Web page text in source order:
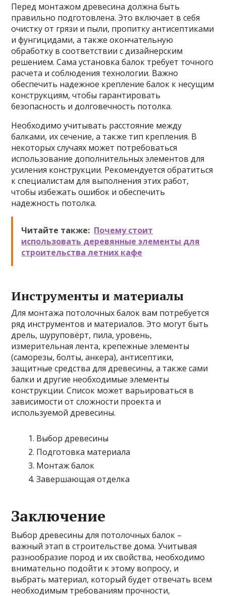
Перед монтажом древесина должна быть
правильно подготовлена. Это включает в себя
очистку от грязи и пыли, пропитку антисептиками
и фунгицидами, а также окончательную
обработку в соответствии с дизайнерским
решением. Сама установка балок требует точного
расчета и соблюдения технологии. Важно
обеспечить надежное крепление балок к несущим
конструкциям, чтобы гарантировать
безопасность и долговечность потолка.
Необходимо учитывать расстояние между
балками, их сечение, а также тип крепления. В
некоторых случаях может потребоваться
использование дополнительных элементов для
усиления конструкции. Рекомендуется обратиться
к специалистам для выполнения этих работ,
чтобы избежать ошибок и обеспечить
надежность потолка.
Читайте также: Почему стоит
использовать деревянные элементы для
строительства летних кафе
Инструменты и материалы
Для монтажа потолочных балок вам потребуется
ряд инструментов и материалов. Это могут быть
дрель, шуруповёрт, пила, уровень,
измерительная лента, крепежные элементы
(саморезы, болты, анкера), антисептики,
защитные средства для древесины, а также сами
балки и другие необходимые элементы
конструкции. Список может варьироваться в
зависимости от сложности проекта и
используемой древесины.
Выбор древесины
Подготовка материала
Монтаж балок
Завершающая отделка
Заключение
Выбор древесины для потолочных балок –
важный этап в строительстве дома. Учитывая
разнообразие пород и их свойства, необходимо
внимательно подойти к этому вопросу, и
выбрать материал, который будет отвечать всем
необходимым требованиям прочности,